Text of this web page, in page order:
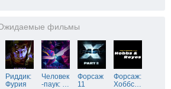
фильмы
Риддик:
Фурия
Человек
-паук: …
Форсаж
11
Форсаж:
Хоббс…